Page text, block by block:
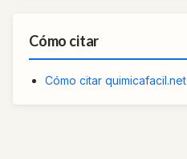
Cómo citar
Cómo citar quimicafacil.net